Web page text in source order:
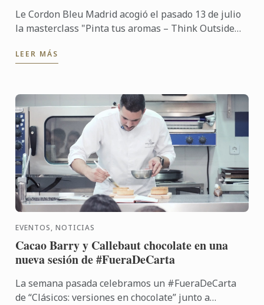
Le Cordon Bleu Madrid acogió el pasado 13 de julio
la masterclass "Pinta tus aromas – Think Outside
experto en ...
LEER MÁS
EVENTOS, NOTICIAS
Cacao Barry y Callebaut chocolate en una
nueva sesión de #FueraDeCarta
La semana pasada celebramos un #FueraDeCarta
de “Clásicos: versiones en chocolate” junto a